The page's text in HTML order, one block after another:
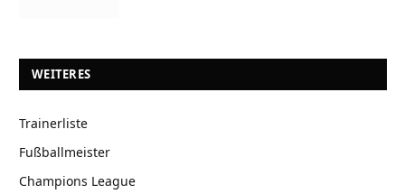
WEITERES
Trainerliste
Fußballmeister
Champions League